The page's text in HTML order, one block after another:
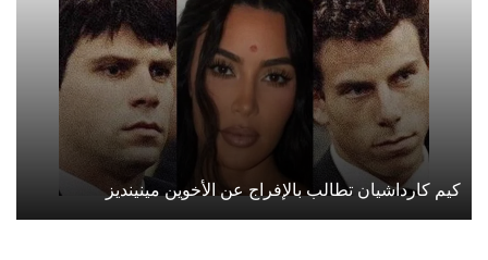
كيم كارداشيان تطالب بالإفراج عن الأخوين مينينديز